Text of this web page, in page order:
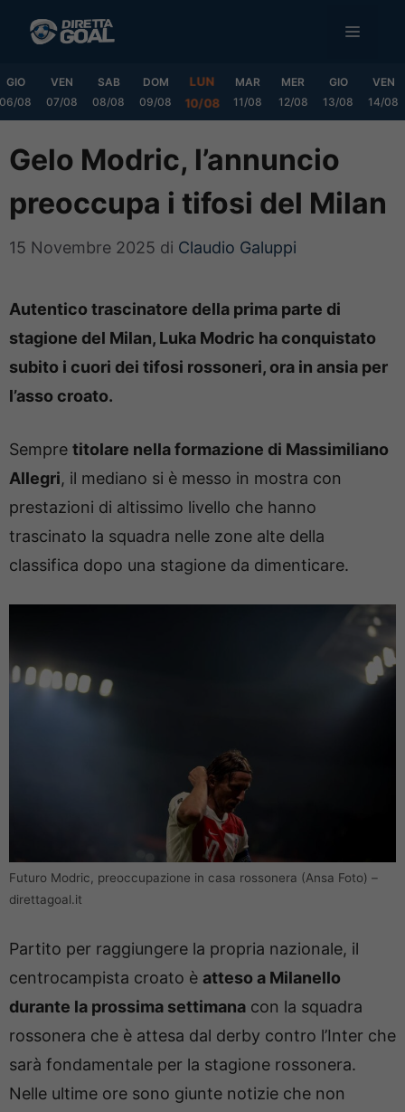
MENU
GIO
06/08
VEN
07/08
SAB
08/08
DOM
09/08
LUN
10/08
MAR
11/08
MER
12/08
GIO
13/08
VEN
14/08
Gelo Modric, l’annuncio
preoccupa i tifosi del Milan
15 Novembre 2025 di Claudio Galuppi
Autentico trascinatore della prima parte di
stagione del Milan, Luka Modric ha conquistato
subito i cuori dei tifosi rossoneri, ora in ansia per
l’asso croato.
Sempre titolare nella formazione di Massimiliano
Allegri, il mediano si è messo in mostra con
prestazioni di altissimo livello che hanno
trascinato la squadra nelle zone alte della
classifica dopo una stagione da dimenticare.
Futuro Modric, preoccupazione in casa rossonera (Ansa Foto) –
direttagoal.it
Partito per raggiungere la propria nazionale, il
centrocampista croato è atteso a Milanello
durante la prossima settimana con la squadra
rossonera che è attesa dal derby contro l’Inter che
sarà fondamentale per la stagione rossonera.
Nelle ultime ore sono giunte notizie che non